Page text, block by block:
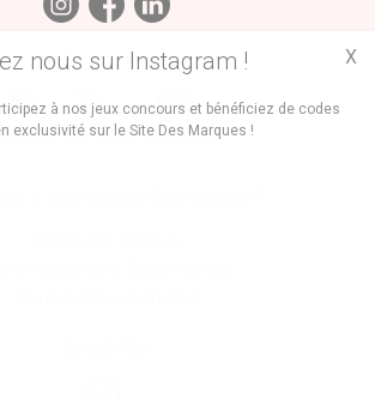
nous sur Instagram !
à nos jeux concours et bénéficiez de codes
exclusivité sur le Site Des Marques !
X
Trouvez des
Marques Boutiques